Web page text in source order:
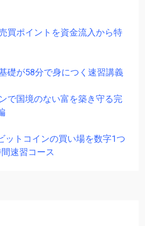
買ポイントを資金流入から特
礎が58分で身につく速習講義
で国境のない富を築き守る完
ットコインの買い場を数字1つ
速習コース